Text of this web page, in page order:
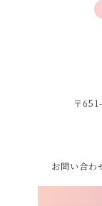
〒
お問い合わ